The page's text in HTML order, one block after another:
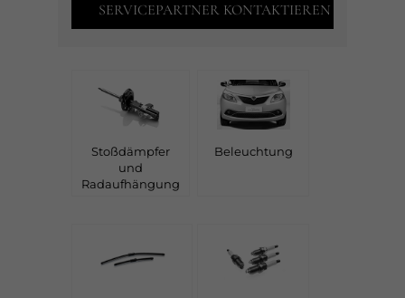
SERVICEPARTNER KONTAKTIEREN
Stoßdämpfer
und
Radaufhängung
Beleuchtung